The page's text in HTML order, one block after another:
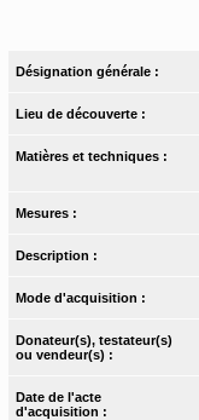
Désignation générale :
Lieu de découverte :
Matières et techniques :
Mesures :
Description :
Mode d'acquisition :
Donateur(s), testateur(s)
ou vendeur(s) :
Date de l'acte
d'acquisition :